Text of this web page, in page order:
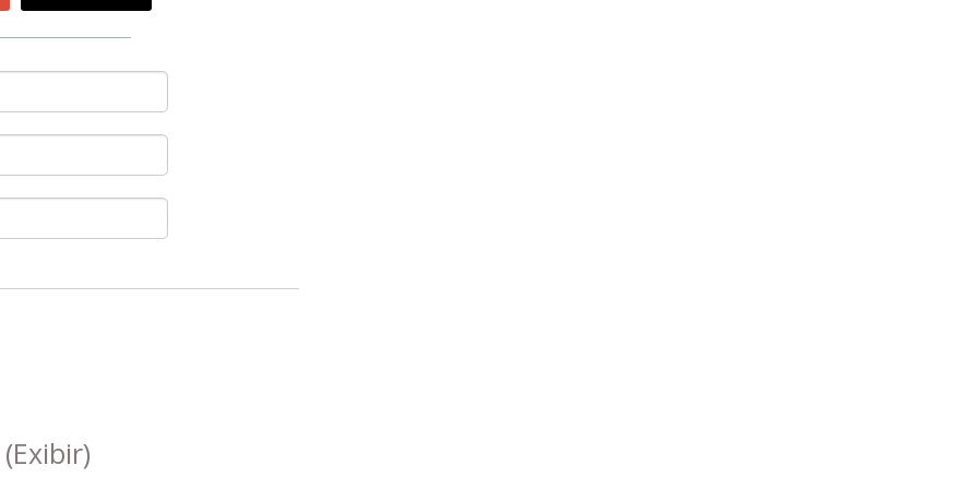
(Exibir)